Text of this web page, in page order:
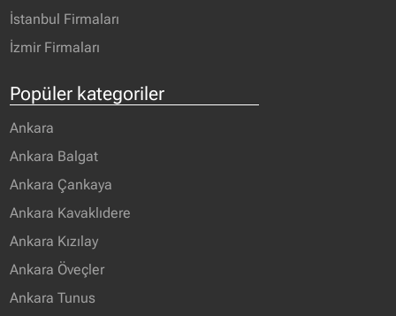
İstanbul Firmaları
İzmir Firmaları
Popüler kategoriler
Ankara
Ankara Balgat
Ankara Çankaya
Ankara Kavaklıdere
Ankara Kızılay
Ankara Öveçler
Ankara Tunus